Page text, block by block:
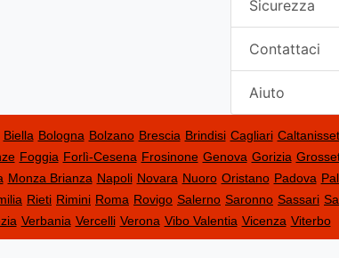
Sicurezza
Contattaci
Aiuto
Biella Bologna Bolzano Brescia Brindisi Cagliari
Foggia Forlì-Cesena Frosinone Genova Gorizia
Monza Brianza Napoli Novara Nuoro Oristano Padova
Rieti Rimini Roma Rovigo Salerno Saronno Sassari
Verbania Vercelli Verona Vibo Valentia Vicenza Viterbo